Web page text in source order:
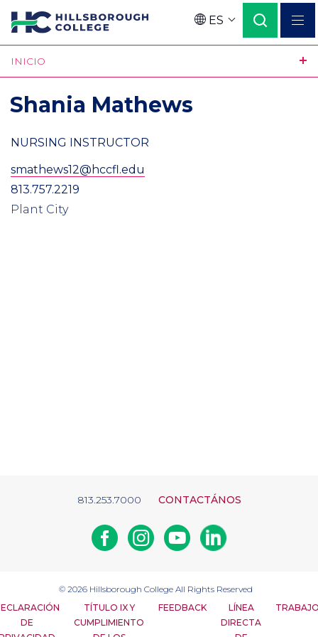
Pasar
contenido
principal
Language
ES
INICIO
Shania Mathews
NURSING INSTRUCTOR
smathews12@hccfl.edu
813.757.2219
Plant City
813.253.7000 CONTACTÁNOS
FacebookInstagramYoutubeLinkedin
© 2026 Hillsborough College All Rights Reserved
DE
TÍTULO IX Y
CUMPLIMIENTO
FEEDBACK
LÍNEA
DIRECTA